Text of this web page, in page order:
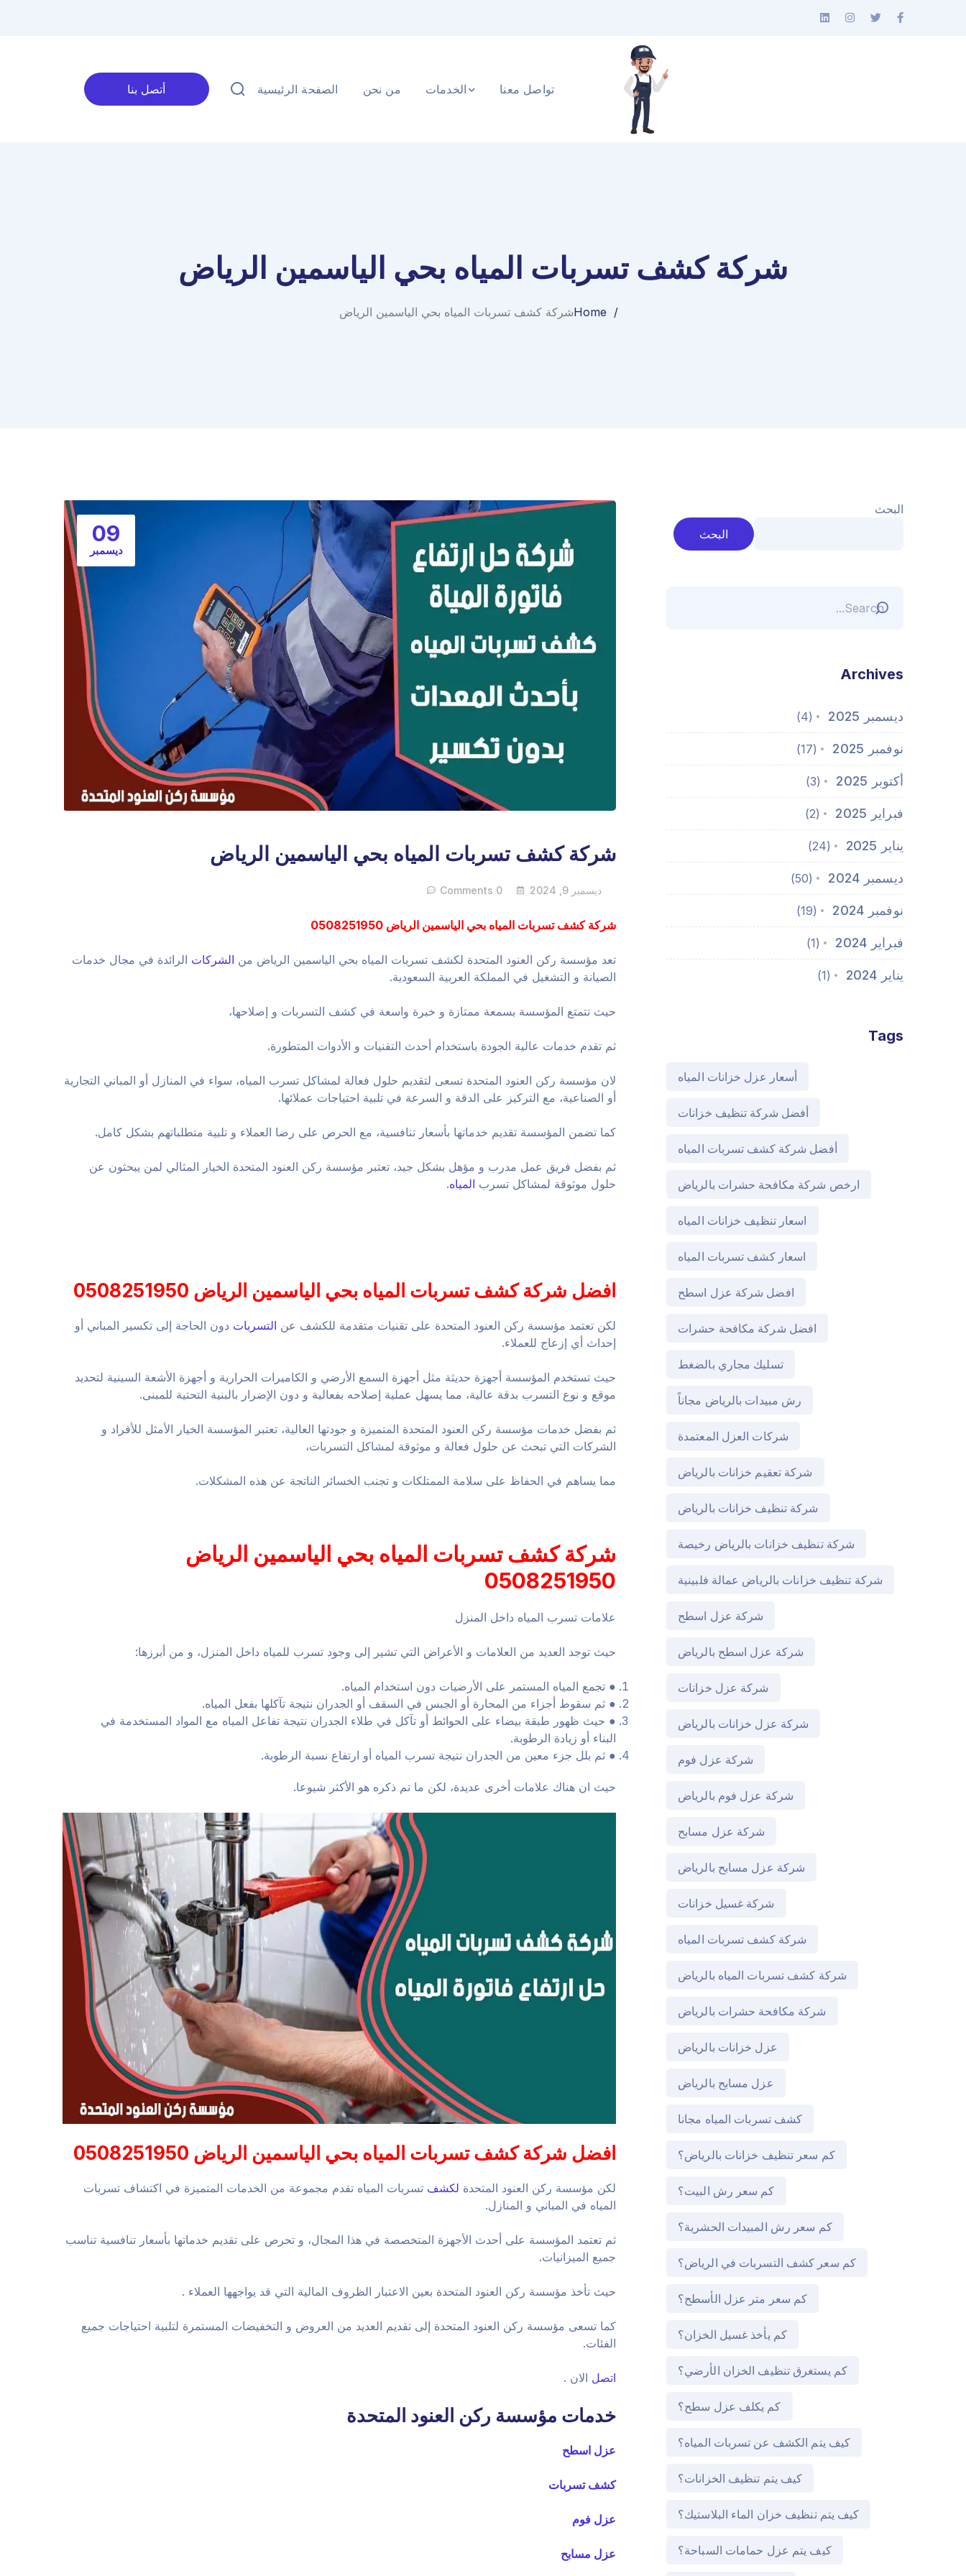
الصفحة الرئيسية من نحن الخدمات تواصل معنا أتصل بنا
شركة كشف تسربات المياه بحي الياسمين الرياض
Homeشركة كشف تسربات المياه بحي الياسمين الرياض
09
ديسمبر
شركة كشف تسربات المياه بحي الياسمين الرياض
ديسمبر 9, 2024 0 Comments
شركة كشف تسربات المياه بحي الياسمين الرياض 0508251950
تعد مؤسسة ركن العنود المتحدة لكشف تسربات المياه بحي الياسمين الرياض من الشركات الرائدة في مجال خدمات
الصيانة و التشغيل في المملكة العربية السعودية.
حيث تتمتع المؤسسة بسمعة ممتازة و خبرة واسعة في كشف التسربات و إصلاحها،
ثم تقدم خدمات عالية الجودة باستخدام أحدث التقنيات و الأدوات المتطورة.
لان مؤسسة ركن العنود المتحدة تسعى لتقديم حلول فعالة لمشاكل تسرب المياه، سواء في المنازل أو المباني التجارية
أو الصناعية، مع التركيز على الدقة و السرعة في تلبية احتياجات عملائها.
كما تضمن المؤسسة تقديم خدماتها بأسعار تنافسية، مع الحرص على رضا العملاء و تلبية متطلباتهم بشكل كامل.
ثم بفضل فريق عمل مدرب و مؤهل بشكل جيد، تعتبر مؤسسة ركن العنود المتحدة الخيار المثالي لمن يبحثون عن
حلول موثوقة لمشاكل تسرب المياه.
افضل شركة كشف تسربات المياه بحي الياسمين الرياض 0508251950
لكن تعتمد مؤسسة ركن العنود المتحدة على تقنيات متقدمة للكشف عن التسربات دون الحاجة إلى تكسير المباني أو
إحداث أي إزعاج للعملاء.
حيث تستخدم المؤسسة أجهزة حديثة مثل أجهزة السمع الأرضي و الكاميرات الحرارية و أجهزة الأشعة السينية لتحديد
موقع و نوع التسرب بدقة عالية، مما يسهل عملية إصلاحه بفعالية و دون الإضرار بالبنية التحتية للمبنى.
ثم بفضل خدمات مؤسسة ركن العنود المتحدة المتميزة و جودتها العالية، تعتبر المؤسسة الخيار الأمثل للأفراد و
الشركات التي تبحث عن حلول فعالة و موثوقة لمشاكل التسربات،
مما يساهم في الحفاظ على سلامة الممتلكات و تجنب الخسائر الناتجة عن هذه المشكلات.
شركة كشف تسربات المياه بحي الياسمين الرياض
0508251950
علامات تسرب المياه داخل المنزل
حيث توجد العديد من العلامات و الأعراض التي تشير إلى وجود تسرب للمياه داخل المنزل، و من أبرزها:
● تجمع المياه المستمر على الأرضيات دون استخدام المياه.
● ثم سقوط أجزاء من المحارة أو الجبس في السقف أو الجدران نتيجة تآكلها بفعل المياه.
● حيث ظهور طبقة بيضاء على الحوائط أو تآكل في طلاء الجدران نتيجة تفاعل المياه مع المواد المستخدمة في
البناء أو زيادة الرطوبة.
● ثم بلل جزء معين من الجدران نتيجة تسرب المياه أو ارتفاع نسبة الرطوبة.
حيث ان هناك علامات أخرى عديدة، لكن ما تم ذكره هو الأكثر شيوعا.
افضل شركة كشف تسربات المياه بحي الياسمين الرياض 0508251950
لكن مؤسسة ركن العنود المتحدة لكشف تسربات المياه تقدم مجموعة من الخدمات المتميزة في اكتشاف تسربات
المياه في المباني و المنازل.
ثم تعتمد المؤسسة على أحدث الأجهزة المتخصصة في هذا المجال، و تحرص على تقديم خدماتها بأسعار تنافسية تناسب
جميع الميزانيات.
حيث تأخذ مؤسسة ركن العنود المتحدة بعين الاعتبار الظروف المالية التي قد يواجهها العملاء .
كما تسعى مؤسسة ركن العنود المتحدة إلى تقديم العديد من العروض و التخفيضات المستمرة لتلبية احتياجات جميع
الفئات.
اتصل الان .
خدمات مؤسسة ركن العنود المتحدة
عزل اسطح
كشف تسربات
عزل فوم
عزل مسابح
البحث
البحث
Archives
ديسمبر 2025 (4)
نوفمبر 2025 (17)
أكتوبر 2025 (3)
فبراير 2025 (2)
يناير 2025 (24)
ديسمبر 2024 (50)
نوفمبر 2024 (19)
فبراير 2024 (1)
يناير 2024 (1)
Tags
أسعار عزل خزانات المياه
أفضل شركة تنظيف خزانات
أفضل شركة كشف تسربات المياه
ارخص شركة مكافحة حشرات بالرياض
اسعار تنظيف خزانات المياه
اسعار كشف تسربات المياه
افضل شركة عزل اسطح
افضل شركة مكافحة حشرات
تسليك مجاري بالضغط
رش مبيدات بالرياض مجاناً
شركات العزل المعتمدة
شركة تعقيم خزانات بالرياض
شركة تنظيف خزانات بالرياض
شركة تنظيف خزانات بالرياض رخيصة
شركة تنظيف خزانات بالرياض عمالة فلبينية
شركة عزل اسطح
شركة عزل اسطح بالرياض
شركة عزل خزانات
شركة عزل خزانات بالرياض
شركة عزل فوم
شركة عزل فوم بالرياض
شركة عزل مسابح
شركة عزل مسابح بالرياض
شركة غسيل خزانات
شركة كشف تسربات المياه
شركة كشف تسربات المياه بالرياض
شركة مكافحة حشرات بالرياض
عزل خزانات بالرياض
عزل مسابح بالرياض
كشف تسربات المياه مجانا
كم سعر تنظيف خزانات بالرياض؟
كم سعر رش البيت؟
كم سعر رش المبيدات الحشرية؟
كم سعر كشف التسربات في الرياض؟
كم سعر متر عزل الأسطح؟
كم يأخذ غسيل الخزان؟
كم يستغرق تنظيف الخزان الأرضي؟
كم يكلف عزل سطح؟
كيف يتم الكشف عن تسربات المياه؟
كيف يتم تنظيف الخزانات؟
كيف يتم تنظيف خزان الماء البلاستيك؟
كيف يتم عزل حمامات السباحة؟